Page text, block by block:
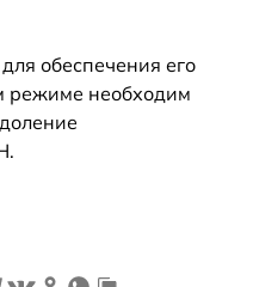
обеспечения его
режиме необходим